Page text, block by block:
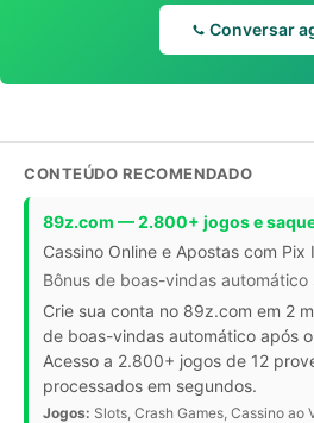
Conversar
CONTEÚDO RECOMENDADO
89z.com — 2.800+ jogos e
Cassino Online e Apostas com Pix
Bônus de boas-vindas automático
Crie sua conta no 89z.com em 2
de boas-vindas automático após
Acesso a 2.800+ jogos de 12
processados em segundos.
Jogos: Slots, Crash Games, Cassino ao